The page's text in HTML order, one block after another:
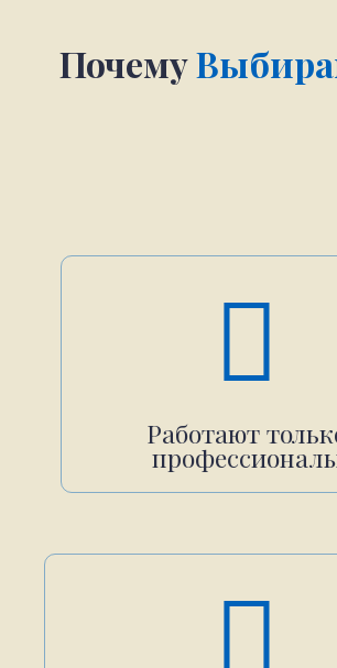
Почему
Работают